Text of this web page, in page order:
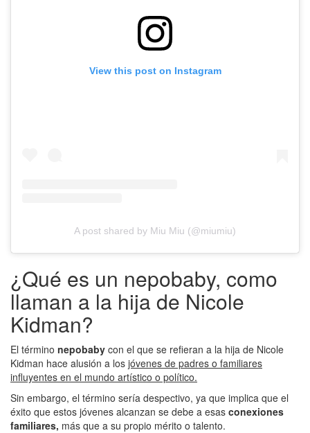
View this post on Instagram
A post shared by Miu Miu (@miumiu)
¿Qué es un nepobaby, como
llaman a la hija de Nicole
Kidman?
El término nepobaby con el que se refieran a la hija de Nicole
Kidman hace alusión a los jóvenes de padres o familiares
influyentes en el mundo artístico o político.
Sin embargo, el término sería despectivo, ya que implica que el
éxito que estos jóvenes alcanzan se debe a esas conexiones
familiares, más que a su propio mérito o talento.